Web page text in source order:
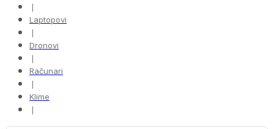
❘
Laptopovi
❘
Dronovi
❘
Računari
❘
Klime
❘